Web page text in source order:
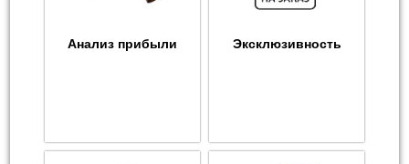
Анализ прибыли Эксклюзивность